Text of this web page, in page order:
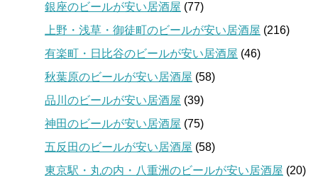
銀座のビールが安い居酒屋 (77)
上野・浅草・御徒町のビールが安い居酒屋 (216)
有楽町・日比谷のビールが安い居酒屋 (46)
秋葉原のビールが安い居酒屋 (58)
品川のビールが安い居酒屋 (39)
神田のビールが安い居酒屋 (75)
五反田のビールが安い居酒屋 (58)
東京駅・丸の内・八重洲のビールが安い居酒屋 (20)